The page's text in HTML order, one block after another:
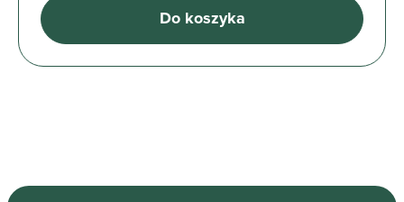
Do koszyka